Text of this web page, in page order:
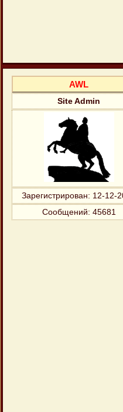
AWL
Site Admin
Зарегистрирован: 12-12-
Сообщений: 45681